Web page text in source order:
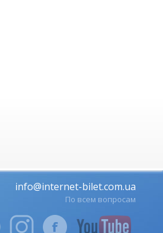
info@internet-bilet.com.ua
По всем вопросам